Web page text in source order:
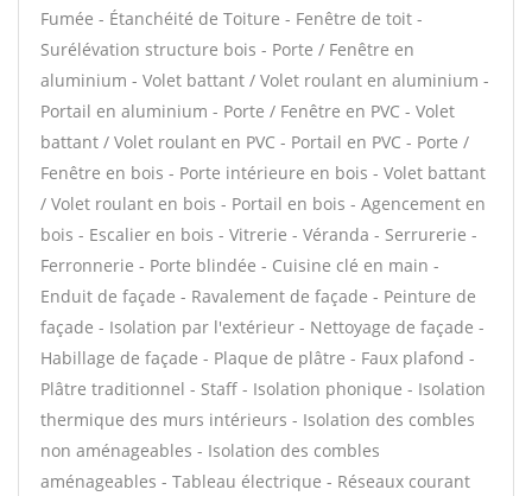
Fumée - Étanchéité de Toiture - Fenêtre de toit -
Surélévation structure bois - Porte / Fenêtre en
aluminium - Volet battant / Volet roulant en aluminium -
Portail en aluminium - Porte / Fenêtre en PVC - Volet
battant / Volet roulant en PVC - Portail en PVC - Porte /
Fenêtre en bois - Porte intérieure en bois - Volet battant
/ Volet roulant en bois - Portail en bois - Agencement en
bois - Escalier en bois - Vitrerie - Véranda - Serrurerie -
Ferronnerie - Porte blindée - Cuisine clé en main -
Enduit de façade - Ravalement de façade - Peinture de
façade - Isolation par l'extérieur - Nettoyage de façade -
Habillage de façade - Plaque de plâtre - Faux plafond -
Plâtre traditionnel - Staff - Isolation phonique - Isolation
thermique des murs intérieurs - Isolation des combles
non aménageables - Isolation des combles
aménageables - Tableau électrique - Réseaux courant